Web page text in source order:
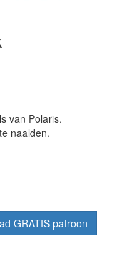
van Polaris.
naalden.
GRATIS patroon